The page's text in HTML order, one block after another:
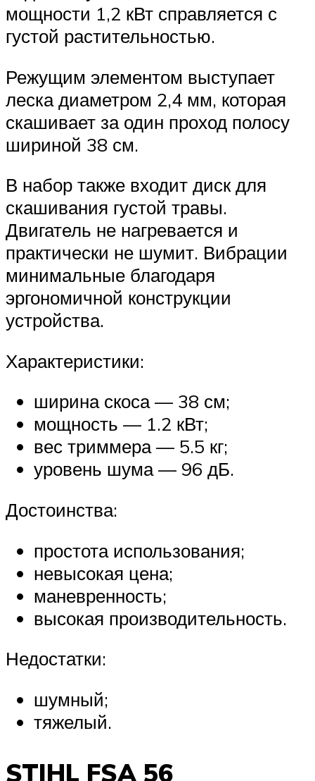
мощности 1,2 кВт справляется с
густой растительностью.
Режущим элементом выступает
леска диаметром 2,4 мм, которая
скашивает за один проход полосу
шириной 38 см.
В набор также входит диск для
скашивания густой травы.
Двигатель не нагревается и
практически не шумит. Вибрации
минимальные благодаря
эргономичной конструкции
устройства.
Характеристики:
ширина скоса — 38 см;
мощность — 1.2 кВт;
вес триммера — 5.5 кг;
уровень шума — 96 дБ.
Достоинства:
простота использования;
невысокая цена;
маневренность;
высокая производительность.
Недостатки:
шумный;
тяжелый.
STIHL FSA 56